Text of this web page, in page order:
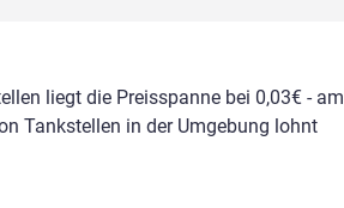
liegt die Preisspanne bei 0,03€ - am
Tankstellen in der Umgebung lohnt